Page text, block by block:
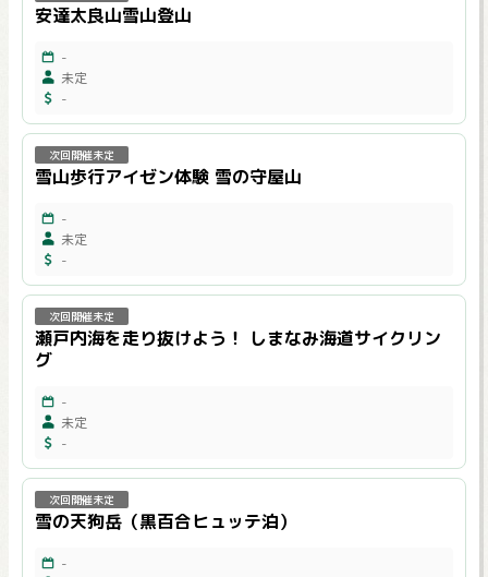
安達太良山雪山登山
-
未定
-
次回開催未定
雪山歩行アイゼン体験 雪の守屋山
-
未定
-
次回開催未定
瀬戸内海を走り抜けよう！ しまなみ海道サイクリン
グ
-
未定
-
次回開催未定
雪の天狗岳（黒百合ヒュッテ泊）
-